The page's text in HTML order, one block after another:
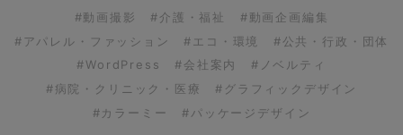
#動画撮影
#介護・福祉
#動画企画編集
#アパレル・ファッション
#エコ・環境
#公共・行政・団体
#WordPress
#会社案内
#ノベルティ
#病院・クリニック・医療
#グラフィックデザイン
#カラーミー
#パッケージデザイン